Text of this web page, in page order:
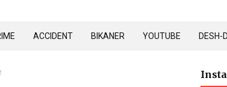
ACCIDENT BIKANER YOUTUBE DESH-